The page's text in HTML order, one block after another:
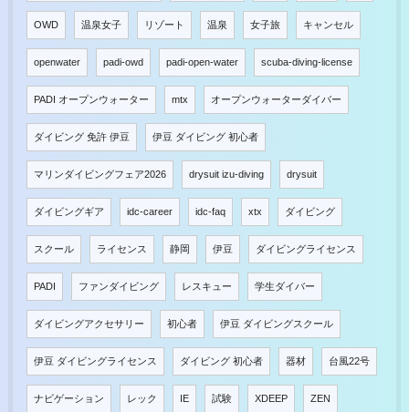
OWD 温泉女子 リゾート 温泉 女子旅 キャンセル
openwater padi-owd padi-open-water scuba-diving-license
PADI オープンウォーター mtx オープンウォーターダイバー
ダイビング 免許 伊豆 伊豆 ダイビング 初心者
マリンダイビングフェア2026 drysuit izu-diving drysuit
ダイビングギア idc-career idc-faq xtx ダイビング
スクール ライセンス 静岡 伊豆 ダイビングライセンス
PADI ファンダイビング レスキュー 学生ダイバー
ダイビングアクセサリー 初心者 伊豆 ダイビングスクール
伊豆 ダイビングライセンス ダイビング 初心者 器材 台風22号
ナビゲーション レック IE 試験 XDEEP ZEN